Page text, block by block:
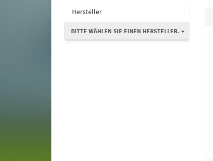
Hersteller
BITTE WÄHLEN SIE EINEN HERSTELLER.